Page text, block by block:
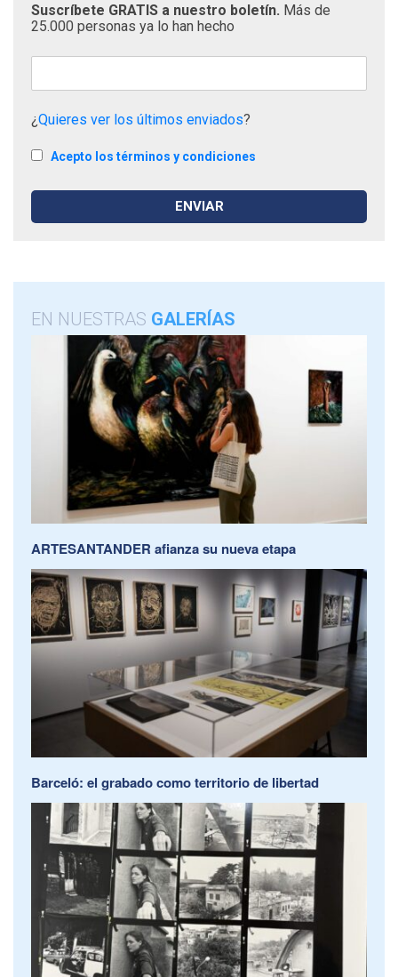
Suscríbete GRATIS a nuestro boletín. Más de
25.000 personas ya lo han hecho
¿Quieres ver los últimos enviados?
Acepto los términos y condiciones
EN NUESTRAS GALERÍAS
ARTESANTANDER afianza su nueva etapa
Barceló: el grabado como territorio de libertad